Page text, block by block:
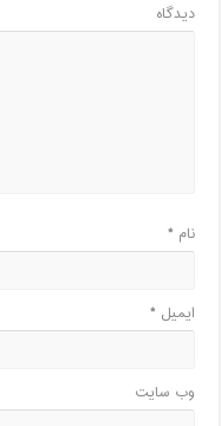
دیدگاه
نام *
ایمیل *
وب‌ سایت